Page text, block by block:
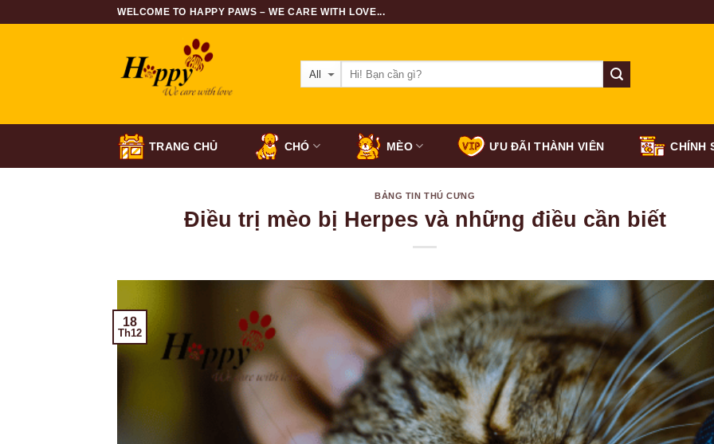
WELCOME TO HAPPY PAWS – WE CARE WITH LOVE...
TRANG CHỦ CHÓ MÈO ƯU ĐÃI THÀNH VIÊN CHÍNH
BẢNG TIN THÚ CƯNG
Điều trị mèo bị Herpes và những điều cần biết
18
Th12